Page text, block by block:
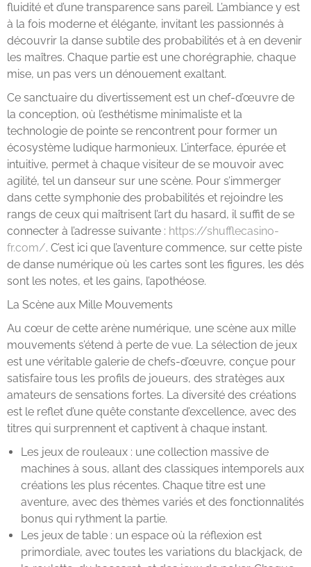
fluidité et d’une transparence sans pareil. L’ambiance y est
à la fois moderne et élégante, invitant les passionnés à
découvrir la danse subtile des probabilités et à en devenir
les maîtres. Chaque partie est une chorégraphie, chaque
mise, un pas vers un dénouement exaltant.
Ce sanctuaire du divertissement est un chef-d’œuvre de
la conception, où l’esthétisme minimaliste et la
technologie de pointe se rencontrent pour former un
écosystème ludique harmonieux. L’interface, épurée et
intuitive, permet à chaque visiteur de se mouvoir avec
agilité, tel un danseur sur une scène. Pour s’immerger
dans cette symphonie des probabilités et rejoindre les
rangs de ceux qui maîtrisent l’art du hasard, il suffit de se
connecter à l’adresse suivante : https://shufflecasino-
fr.com/. C’est ici que l’aventure commence, sur cette piste
de danse numérique où les cartes sont les figures, les dés
sont les notes, et les gains, l’apothéose.
La Scène aux Mille Mouvements
Au cœur de cette arène numérique, une scène aux mille
mouvements s’étend à perte de vue. La sélection de jeux
est une véritable galerie de chefs-d’œuvre, conçue pour
satisfaire tous les profils de joueurs, des stratèges aux
amateurs de sensations fortes. La diversité des créations
est le reflet d’une quête constante d’excellence, avec des
titres qui surprennent et captivent à chaque instant.
Les jeux de rouleaux : une collection massive de
machines à sous, allant des classiques intemporels aux
créations les plus récentes. Chaque titre est une
aventure, avec des thèmes variés et des fonctionnalités
bonus qui rythment la partie.
Les jeux de table : un espace où la réflexion est
primordiale, avec toutes les variations du blackjack, de